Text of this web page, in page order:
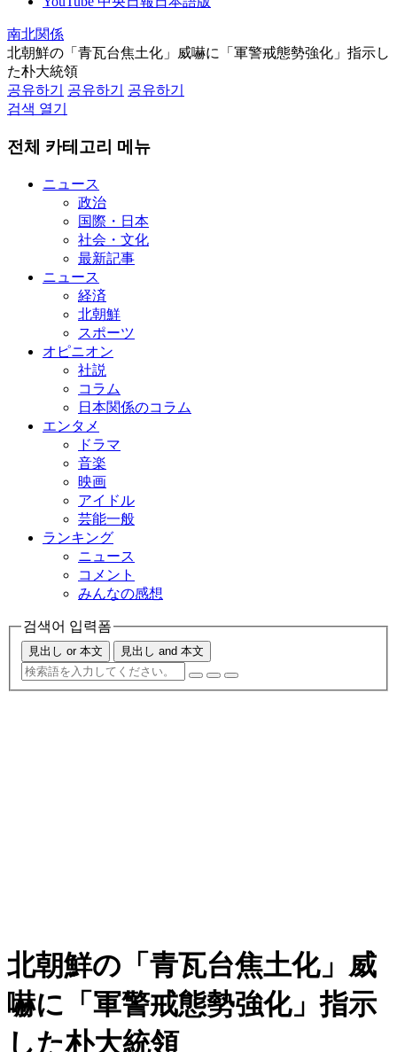
南北関係
北朝鮮の「青瓦台焦土化」威嚇に「軍警戒態勢強化」指示し
た朴大統領
공유하기
공유하기
공유하기
검색 열기
전체 카테고리 메뉴
ニュース
政治
国際・日本
社会・文化
最新記事
ニュース
経済
北朝鮮
スポーツ
オピニオン
社説
コラム
日本関係のコラム
エンタメ
ドラマ
音楽
映画
アイドル
芸能一般
ランキング
ニュース
コメント
みんなの感想
검색어 입력폼
見出し or 本文 見出し and 本文
北朝鮮の「青瓦台焦土化」威
嚇に「軍警戒態勢強化」指示
した朴大統領